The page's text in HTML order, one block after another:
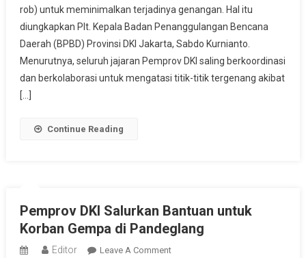
Pemprov
DKI
Salurkan
Bantuan
Bagi
rob) untuk meminimalkan terjadinya genangan. Hal itu
diungkapkan Plt. Kepala Badan Penanggulangan Bencana
Daerah (BPBD) Provinsi DKI Jakarta, Sabdo Kurnianto.
Menurutnya, seluruh jajaran Pemprov DKI saling berkoordinasi
dan berkolaborasi untuk mengatasi titik-titik tergenang akibat
[…]
Continue Reading
Pemprov DKI Salurkan Bantuan untuk
Korban Gempa di Pandeglang
Editor Leave A CommentOn